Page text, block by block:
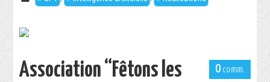
0
Association “Fêtons les